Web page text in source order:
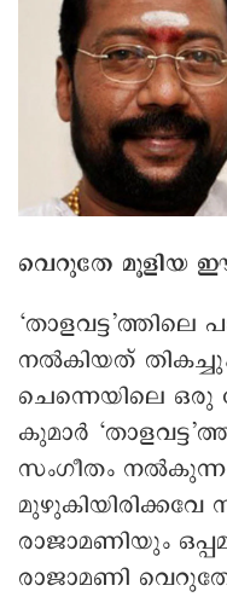
വെറുതേ മൂളിയ
‘താളവട്ട’ത്തിലെ
നല്‍കിയത്
ചെന്നെയിലെ
കുമാര്‍
സംഗീതം
മുഴുകിയിരിക്കവേ
രാജാമണിയും
രാജാമണി